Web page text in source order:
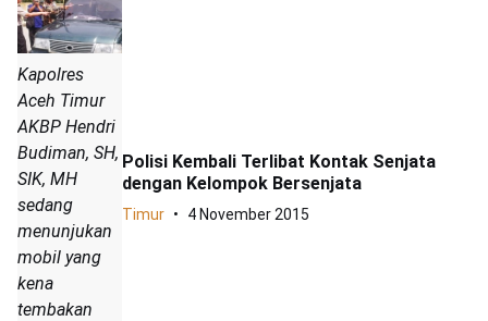
Kapolres
Aceh Timur
AKBP Hendri
Budiman, SH,
SIK, MH
sedang
menunjukan
mobil yang
kena
tembakan
Polisi Kembali Terlibat Kontak Senjata
dengan Kelompok Bersenjata
Timur 4 November 2015